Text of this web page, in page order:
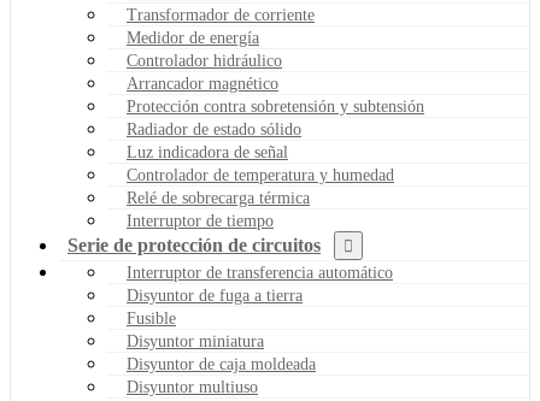
Transformador de corriente
Medidor de energía
Controlador hidráulico
Arrancador magnético
Protección contra sobretensión y subtensión
Radiador de estado sólido
Luz indicadora de señal
Controlador de temperatura y humedad
Relé de sobrecarga térmica
Interruptor de tiempo
Serie de protección de circuitos
Interruptor de transferencia automático
Disyuntor de fuga a tierra
Fusible
Disyuntor miniatura
Disyuntor de caja moldeada
Disyuntor multiuso